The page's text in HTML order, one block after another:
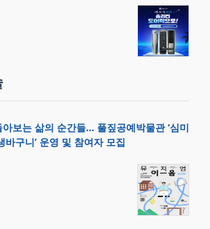
보는 삶의 순간들… 풀짚공예박물관 ‘심미
구니’ 운영 및 참여자 모집